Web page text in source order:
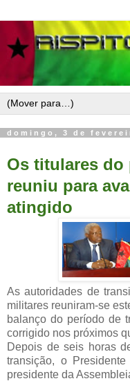
domingo, 3 de
Os titulares
reuniu para
atingido
As autoridades de
militares reuniram-se
balanço do período de
corrigido nos próximos
Depois de seis horas
transição, o
presidente da